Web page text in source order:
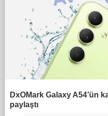
DxOMark Galaxy A54’ün
paylaştı